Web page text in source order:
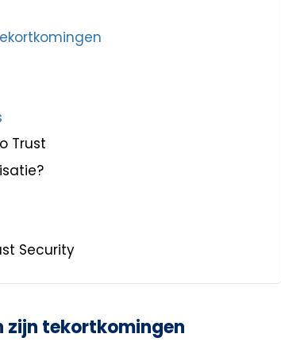
Trust
Security
zijn tekortkomingen